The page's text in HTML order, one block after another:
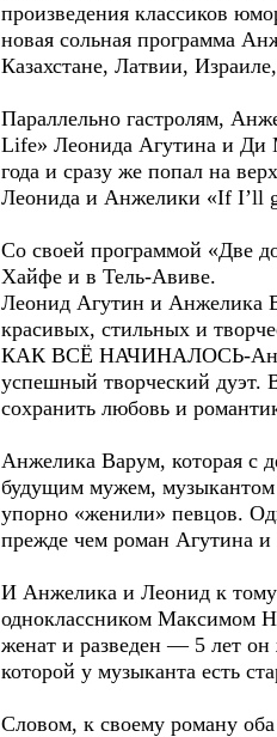
произведения классиков
новая сольная программа
Казахстане, Латвии,
Параллельно гастролям,
Life» Леонида Агутина и Ди
года и сразу же попал на
Леонида и Анжелики «If I’ll
Со своей программой «Две
Хайфе и в Тель-Авиве.
Леонид Агутин и Анжелика
красивых, стильных и
КАК ВСЁ НАЧИНАЛОСЬ-
успешный творческий дуэт.
сохранить любовь и
Анжелика Варум, которая с
будущим мужем, музыкантом
упорно «женили» певцов.
прежде чем роман Агутина и
И Анжелика и Леонид к
одноклассником Максимом
женат и разведен — 5 лет он
которой у музыканта есть
Словом, к своему роману